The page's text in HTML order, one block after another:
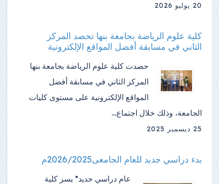
20 يوليو 2026
كلية علوم الرياضة بجامعة بنها تحصد المركز
الثاني في مسابقة أفضل المواقع الإلكترونية
حصدت كلية علوم الرياضة بجامعة بنها
المركز الثاني في مسابقة أفضل
المواقع الإلكترونية على مستوى كليات
الجامعة، وذلك خلال اجتماع…
25 ديسمبر 2025
بدء دراسي جديد للعام الجامعى2026/2025م
عام دراسي جديد* يسر كلية